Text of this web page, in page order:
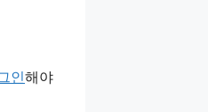
인해야